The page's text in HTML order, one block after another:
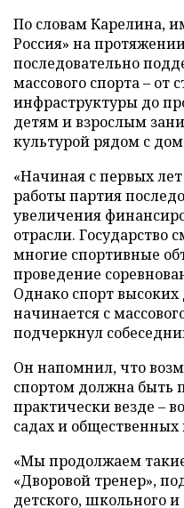
По словам Карелина,
Россия» на
последовательно
массового спорта – от
инфраструктуры до
детям и взрослым
культурой рядом с
«Начиная с первых
работы партия
увеличения
отрасли. Государство
многие спортивные
проведение
Однако спорт
начинается с
подчеркнул
Он напомнил, что
спортом должна быть
практически везде –
садах и общественных
«Мы продолжаем
«Дворовой тренер»,
детского, школьного и